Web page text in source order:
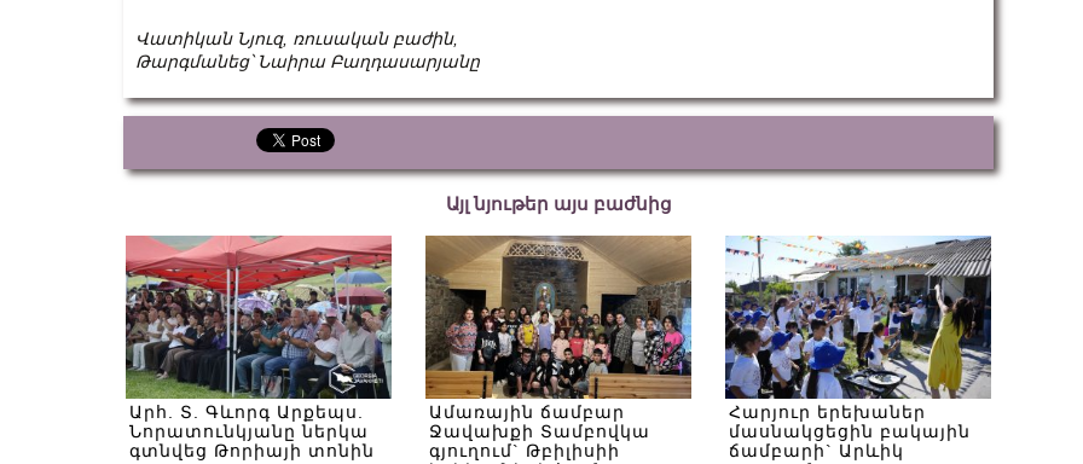
Վատիկան Նյուզ, ռուսական բաժին,
Թարգմանեց՝ Նաիրա Բաղդասարյանը
Այլ նյութեր այս բաժնից
Արհ. Տ. Գևորգ Արքեպս.
Նորատունկյանը ներկա
գտնվեց Թորիայի տոնին
Ամառային ճամբար
Ջավախքի Տամբովկա
գյուղում` Թբիլիսիի
Հարյուր երեխաներ
մասնակցեցին բակային
ճամբարի` Արևիկ